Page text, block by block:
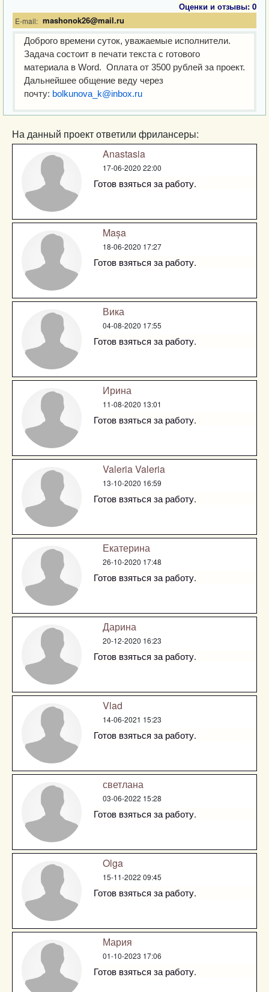
Оценки и отзывы: 0
E-mail: mashonok26@mail.ru
Доброго времени суток, уважаемые исполнители.
Задача состоит в печати текста с готового
материала в Word. Оплата от 3500 рублей за проект.
Дальнейшее общение веду через
почту: bolkunova_k@inbox.ru
На данный проект ответили фрилансеры:
Anastasia
17-06-2020 22:00
Готов взяться за работу.
Mașa
18-06-2020 17:27
Готов взяться за работу.
Вика
04-08-2020 17:55
Готов взяться за работу.
Ирина
11-08-2020 13:01
Готов взяться за работу.
Valeria Valeria
13-10-2020 16:59
Готов взяться за работу.
Екатерина
26-10-2020 17:48
Готов взяться за работу.
Дарина
20-12-2020 16:23
Готов взяться за работу.
Vlad
14-06-2021 15:23
Готов взяться за работу.
светлана
03-06-2022 15:28
Готов взяться за работу.
Olga
15-11-2022 09:45
Готов взяться за работу.
Мария
01-10-2023 17:06
Готов взяться за работу.